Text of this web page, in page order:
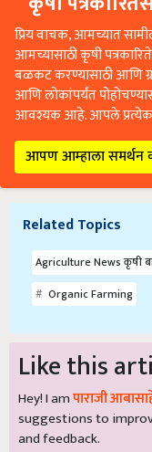
प्रिय वाचक, आमच्यात
आमच्यासाठी कृषी
बळकट करण्यासाठी आणि
आणि लोकांपर्यंत
आवश्यक आहे. आपले प्रत्येक
आपण आम्हाला
Related Topics
Agriculture News कृषी
Organic Farming
Like this
Hey! I amपाराजी
suggestions to
and feedback.